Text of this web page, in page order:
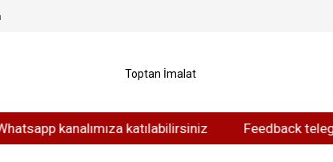
kanalımıza katılabilirsiniz Feedback telegram
Toptan İmalat